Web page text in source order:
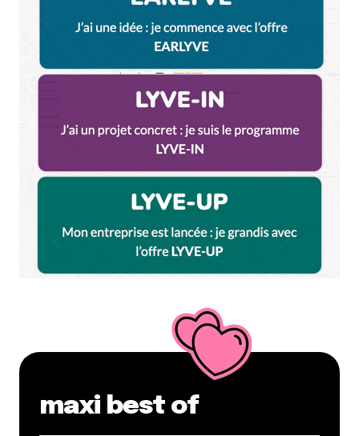
Boh ?!
Je fais partie de ceux qui aiment beaucoup ces
billets, toujours à la recherche de pistes et d’idées
de balades pour aller se dégourdir hors de Lyon,
Répondre
Merci pour l’article.
Il est facilement possible d’y aller en vélo depuis
Lyon.
TER Lyon –> Belleville; puis prendre la voie verte qui
représenter une sortie en elle-même à vélo/roller).
Puis sortir de la voie verte à Saint Nizier. Il reste
2km pour rejoindre Quincié-en-Beaujolais.
pente (très) douce aucune difficulté. Retour encore
18 mars 2016 à 0 h 02 min
maxi best of